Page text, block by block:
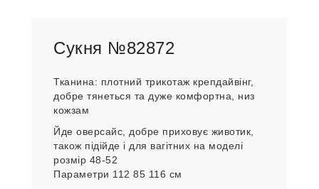
Сукня №82872
Тканина: плотний трикотаж крепдайвінг,
добре тянеться та дуже комфортна, низ
кожзам
Йде оверсайс, добре приховує животик,
також підійде і для вагітних на моделі
розмір 48-52
Параметри 112 85 116 см